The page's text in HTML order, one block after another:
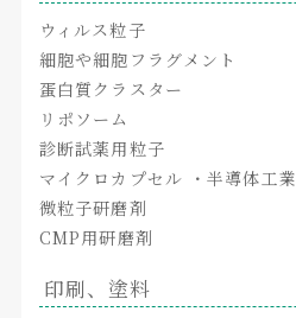
ウィルス粒子
細胞や細胞フラグメント
蛋白質クラスター
リポソーム
診断試薬用粒子
マイクロカプセル ・半導体工業
微粒子研磨剤
CMP用研磨剤
印刷、塗料